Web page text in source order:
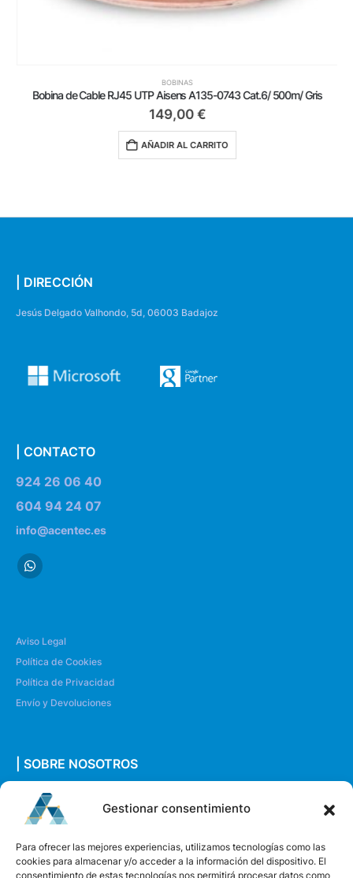
Gestionar consentimiento
Para ofrecer las mejores experiencias, utilizamos tecnologías como las
cookies para almacenar y/o acceder a la información del dispositivo. El
consentimiento de estas tecnologías nos permitirá procesar datos como
BOBINAS
Bobina de Cable RJ45 UTP Aisens A135-0743 Cat.6/ 500m/ Gris
149,00 €
AÑADIR AL CARRITO
| DIRECCIÓN
Jesús Delgado Valhondo, 5d, 06003 Badajoz
| CONTACTO
924 26 06 40
604 94 24 07
info@acentec.es
Aviso Legal
Política de Cookies
Política de Privacidad
Envío y Devoluciones
| SOBRE NOSOTROS
Quiénes somos
Envíanos un mensaje